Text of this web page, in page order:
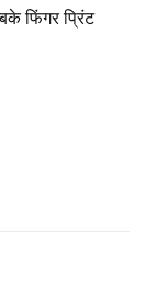
फिंगर प्रिंट